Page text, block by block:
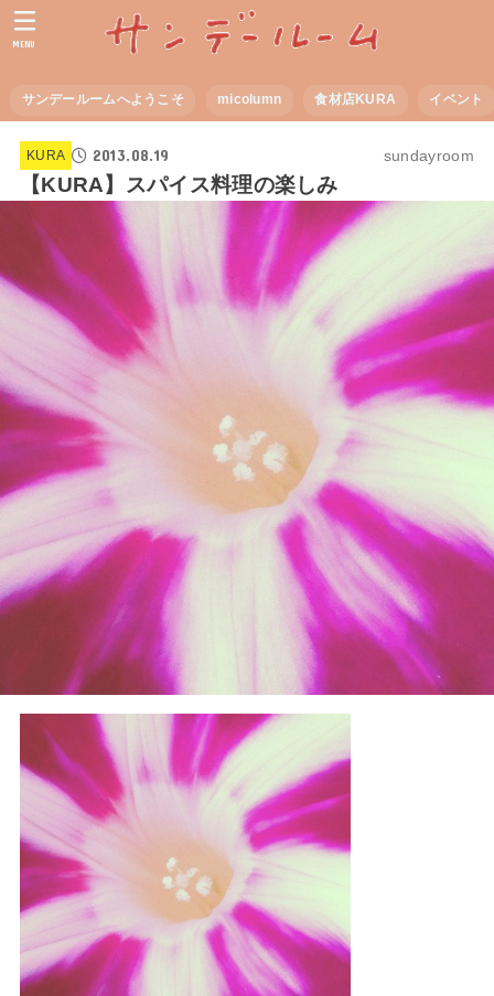
サンデールームへようこそ micolumn 食材店KURA イベント
MENU
KURA 2013.08.19 sundayroom
【KURA】スパイス料理の楽しみ